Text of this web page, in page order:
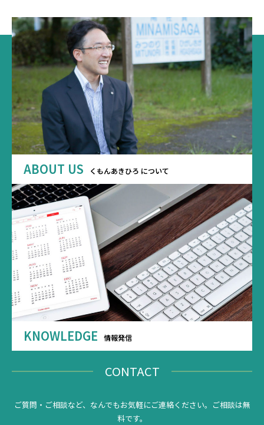
ABOUT US くもんあきひろ について
KNOWLEDGE 情報発信
CONTACT
ご質問・ご相談など、なんでもお気軽にご連絡ください。ご相談は無
料です。